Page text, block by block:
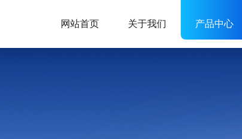
网站首页 关于我们 产品中心